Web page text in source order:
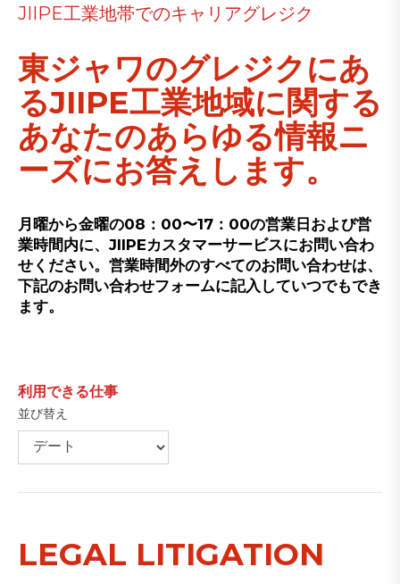
JIIPE工業地帯でのキャリアグレジク
東ジャワのグレジクにあ
るJIIPE工業地域に関する
あなたのあらゆる情報ニ
ーズにお答えします。
月曜から金曜の08：00〜17：00の営業日および営
業時間内に、JIIPEカスタマーサービスにお問い合わ
せください。営業時間外のすべてのお問い合わせは、
下記のお問い合わせフォームに記入していつでもでき
ます。
利用できる仕事
並び替え
LEGAL LITIGATION